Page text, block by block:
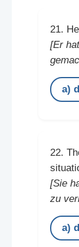
21. He
[Er
a)
22.
[Sie
zu
a)